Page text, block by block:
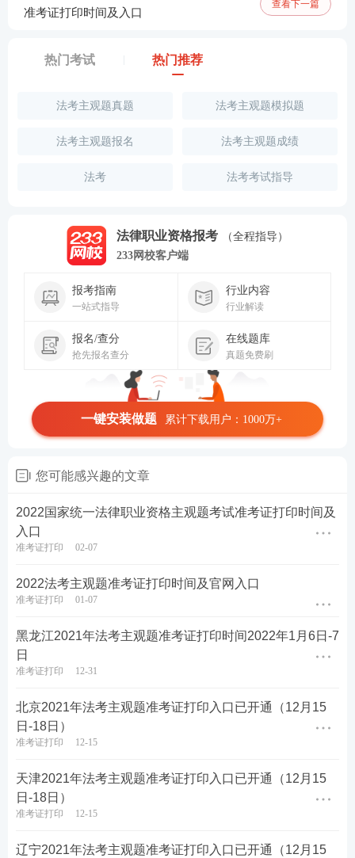
准考证打印时间及入口
查看下一篇
热门考试 热门推荐
法考主观题真题 法考主观题模拟题
法考主观题报名 法考主观题成绩
法考 法考考试指导
法律职业资格报考
（全程指导）
233网校客户端
报考指南
一站式指导
行业内容
行业解读
报名/查分
抢先报名查分
在线题库
真题免费刷
一键安装做题 累计下载用户：1000万+
您可能感兴趣的文章
2022国家统一法律职业资格主观题考试准考证打印时间及
入口
准考证打印 02-07
2022法考主观题准考证打印时间及官网入口
准考证打印 01-07
黑龙江2021年法考主观题准考证打印时间2022年1月6日-7
日
准考证打印 12-31
北京2021年法考主观题准考证打印入口已开通（12月15
日-18日）
准考证打印 12-15
天津2021年法考主观题准考证打印入口已开通（12月15
日-18日）
准考证打印 12-15
辽宁2021年法考主观题准考证打印入口已开通（12月15